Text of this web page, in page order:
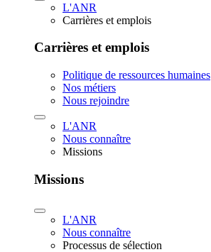
L'ANR
Carrières et emplois
Carrières et emplois
Politique de ressources humaines
Nos métiers
Nous rejoindre
L'ANR
Nous connaître
Missions
Missions
L'ANR
Nous connaître
Processus de sélection